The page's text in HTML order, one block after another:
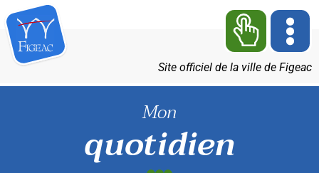
Site officiel de la ville de Figeac
Mon
quotidien